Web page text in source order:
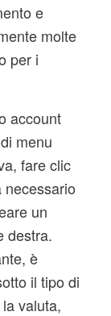
e
molte
per i
account
menu
fare clic
necessario
un
destra.
è
il tipo di
valuta,